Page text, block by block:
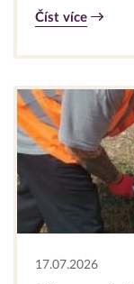
Číst více
17.07.2026